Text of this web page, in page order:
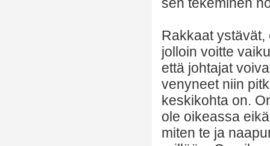
Rakkaat
jolloin voitte
että johtajat
venyneet niin
keskikohta on.
ole oikeassa
miten te ja